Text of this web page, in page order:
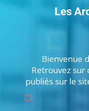
Les
Bienvenue
Retrouvez sur
publiés sur le